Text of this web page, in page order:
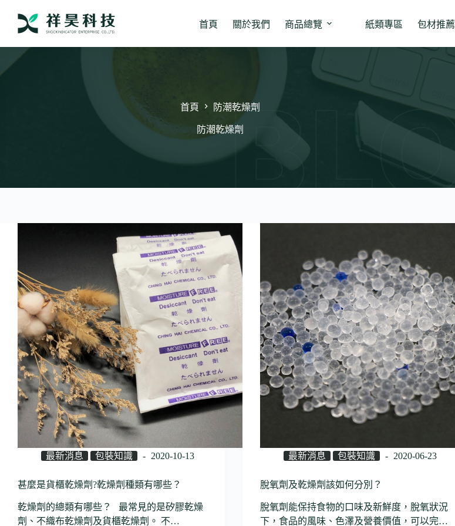
要
容
首頁 關於我們 商品總覽 紙類專區 包材推薦
首頁 防潮乾燥劑
防潮乾燥劑
最新消息 包裝知識 2020-10-13
甚麼是貨櫃乾燥劑?乾燥劑種類有哪些？
乾燥劑的總類有哪些？ 最常見的是矽膠乾燥
劑、不織布乾燥劑及貨櫃乾燥劑。 不…
最新消息 包裝知識 2020-06-23
脫氧劑及乾燥劑該如何分別？
脫氧劑能保持食物的口味及新鮮度，脫氧狀況
下，食品的風味、色澤及營養價值，可以完…